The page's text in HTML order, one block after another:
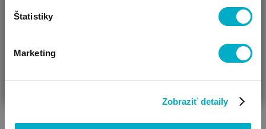
Štatistiky
Marketing
Zobraziť detaily